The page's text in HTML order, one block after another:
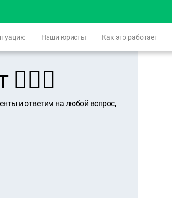
Наши юристы Как это работает
и ответим на любой вопрос,